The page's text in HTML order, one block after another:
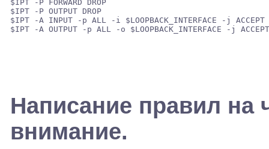
$IPT -P FORWARD DROP
$IPT -P OUTPUT DROP
$IPT -A INPUT -p ALL -i $LOOPBACK_INTERFACE -j ACCEPT
Написание правил на
внимание.